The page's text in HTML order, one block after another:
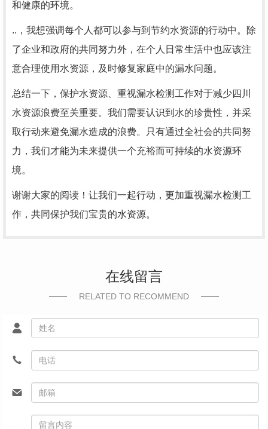
和健康的环境。
..，我想强调每个人都可以参与到节约水资源的行动中。除
了企业和政府的共同努力外，在个人日常生活中也应该注
意合理使用水资源，及时修复家庭中的漏水问题。
总结一下，保护水资源、重视漏水检测工作对于减少四川
水资源浪费至关重要。我们需要认识到水的珍贵性，并采
取行动来避免漏水造成的浪费。只有通过全社会的共同努
力，我们才能为未来提供一个充裕而可持续的水资源环
境。
谢谢大家的阅读！让我们一起行动，更加重视漏水检测工
作，共同保护我们宝贵的水资源。
在线留言
RELATED TO RECOMMEND